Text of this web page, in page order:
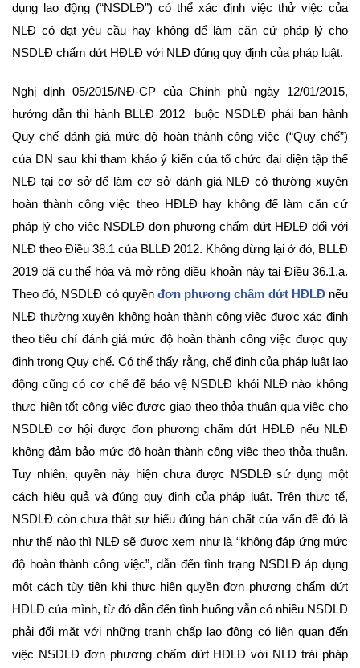
dụng lao động (“NSDLĐ”) có thể xác định việc thử việc của
NLĐ có đạt yêu cầu hay không để làm căn cứ pháp lý cho
NSDLĐ chấm dứt HĐLĐ với NLĐ đúng quy định của pháp luật.
Nghị định 05/2015/NĐ-CP của Chính phủ ngày 12/01/2015,
hướng dẫn thi hành BLLĐ 2012 buộc NSDLĐ phải ban hành
Quy chế đánh giá mức độ hoàn thành công việc (“Quy chế”)
của DN sau khi tham khảo ý kiến của tổ chức đại diện tập thể
NLĐ tại cơ sở để làm cơ sở đánh giá NLĐ có thường xuyên
hoàn thành công việc theo HĐLĐ hay không để làm căn cứ
pháp lý cho việc NSDLĐ đơn phương chấm dứt HĐLĐ đối với
NLĐ theo Điều 38.1 của BLLĐ 2012. Không dừng lại ở đó, BLLĐ
2019 đã cụ thể hóa và mở rộng điều khoản này tại Điều 36.1.a.
Theo đó, NSDLĐ có quyền đơn phương chấm dứt HĐLĐnếu
NLĐ thường xuyên không hoàn thành công việc được xác định
theo tiêu chí đánh giá mức độ hoàn thành công việc được quy
định trong Quy chế. Có thể thấy rằng, chế định của pháp luật lao
động cũng có cơ chế để bảo vệ NSDLĐ khỏi NLĐ nào không
thực hiện tốt công việc được giao theo thỏa thuận qua việc cho
NSDLĐ cơ hội được đơn phương chấm dứt HĐLĐ nếu NLĐ
không đảm bảo mức độ hoàn thành công việc theo thỏa thuận.
Tuy nhiên, quyền này hiện chưa được NSDLĐ sử dụng một
cách hiệu quả và đúng quy định của pháp luật. Trên thực tế,
NSDLĐ còn chưa thật sự hiểu đúng bản chất của vấn đề đó là
như thế nào thì NLĐ sẽ được xem như là “không đáp ứng mức
độ hoàn thành công việc”, dẫn đến tình trạng NSDLĐ áp dụng
một cách tùy tiện khi thực hiện quyền đơn phương chấm dứt
HĐLĐ của mình, từ đó dẫn đến tình huống vẫn có nhiều NSDLĐ
phải đối mặt với những tranh chấp lao động có liên quan đến
việc NSDLĐ đơn phương chấm dứt HĐLĐ với NLĐ trái pháp